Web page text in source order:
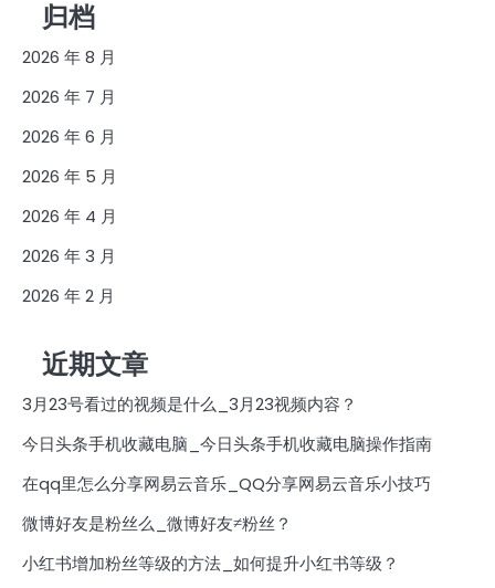
归档
2026 年 8 月
2026 年 7 月
2026 年 6 月
2026 年 5 月
2026 年 4 月
2026 年 3 月
2026 年 2 月
近期文章
3月23号看过的视频是什么_3月23视频内容？
今日头条手机收藏电脑_今日头条手机收藏电脑操作指南
在qq里怎么分享网易云音乐_QQ分享网易云音乐小技巧
微博好友是粉丝么_微博好友≠粉丝？
小红书增加粉丝等级的方法_如何提升小红书等级？